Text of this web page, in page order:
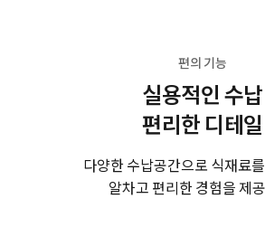
편의 기능
실용적인 수납
편리한 디테일
다양한 수납공간으로 식재료
알차고 편리한 경험을 제